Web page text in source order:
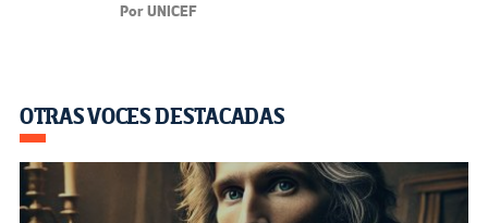
Por UNICEF
OTRAS VOCES DESTACADAS